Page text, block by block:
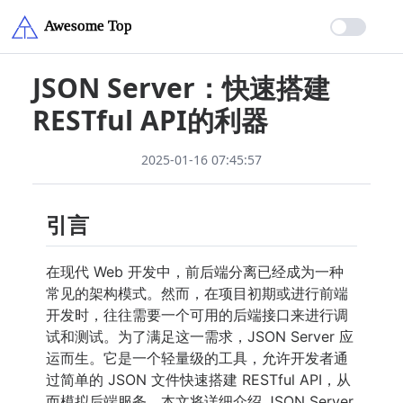
JSON Server：快速搭建
RESTful API的利器
2025-01-16 07:45:57
引言
在现代 Web 开发中，前后端分离已经成为一种
常见的架构模式。然而，在项目初期或进行前端
开发时，往往需要一个可用的后端接口来进行调
试和测试。为了满足这一需求，JSON Server 应
运而生。它是一个轻量级的工具，允许开发者通
过简单的 JSON 文件快速搭建 RESTful API，从